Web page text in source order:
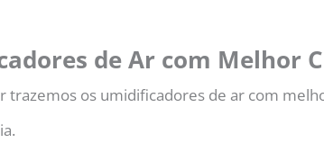
de Ar com Melhor
trazemos os umidificadores de ar com